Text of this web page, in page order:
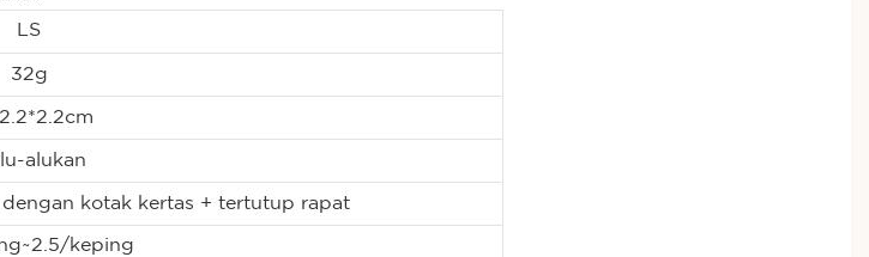
LS
32g
alukan
kotak kertas + tertutup rapat
keping